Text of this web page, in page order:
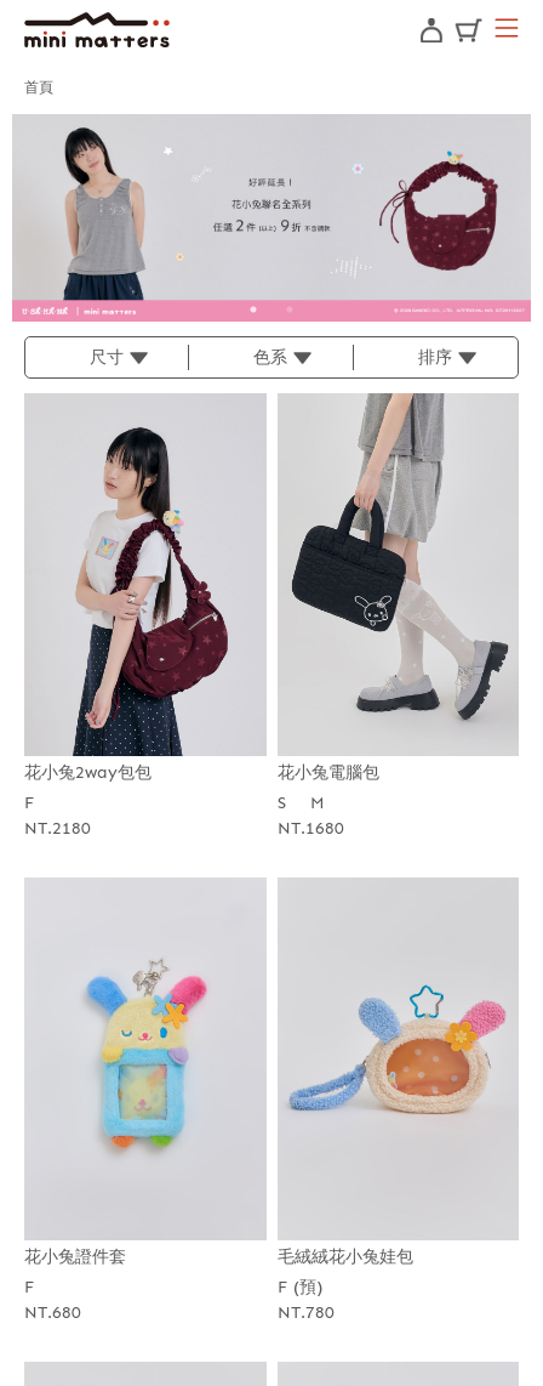
首頁
尺寸 色系 排序
花小兔2way包包
F
NT.2180
花小兔電腦包
S
M
NT.1680
花小兔證件套
F
NT.680
毛絨絨花小兔娃包
F (預)
NT.780